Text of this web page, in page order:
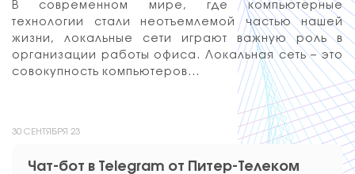
В современном мире, где компьютерные
технологии стали неотъемлемой частью нашей
жизни, локальные сети играют важную роль в
организации работы офиса. Локальная сеть – это
совокупность компьютеров…
30 СЕНТЯБРЯ 23
Чат-бот в Telegram от Питер-Телеком